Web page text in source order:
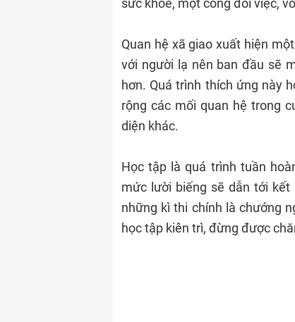
sức khỏe, một công đôi việc,
Quan hệ xã giao xuất hiện
với người lạ nên ban đầu sẽ
hơn. Quá trình thích ứng này
rộng các mối quan hệ trong
diện khác.
Học tập là quá trình tuần
mức lười biếng sẽ dẫn tới
những kì thi chính là chướng
học tập kiên trì, đừng được